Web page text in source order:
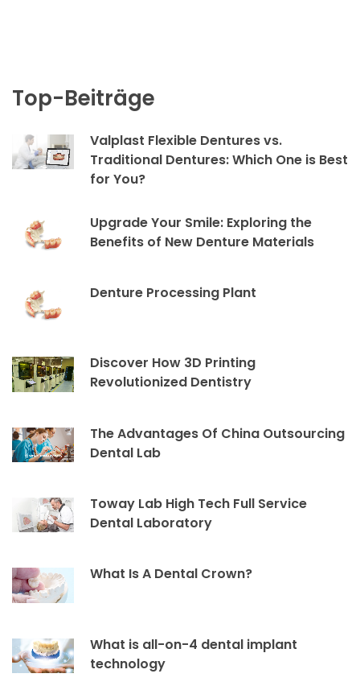
Top-Beiträge
Valplast Flexible Dentures vs.
Traditional Dentures: Which One is Best
for You?
Upgrade Your Smile: Exploring the
Benefits of New Denture Materials
Denture Processing Plant
Discover How 3D Printing
Revolutionized Dentistry
The Advantages Of China Outsourcing
Dental Lab
Toway Lab High Tech Full Service
Dental Laboratory
What Is A Dental Crown?
What is all-on-4 dental implant
technology